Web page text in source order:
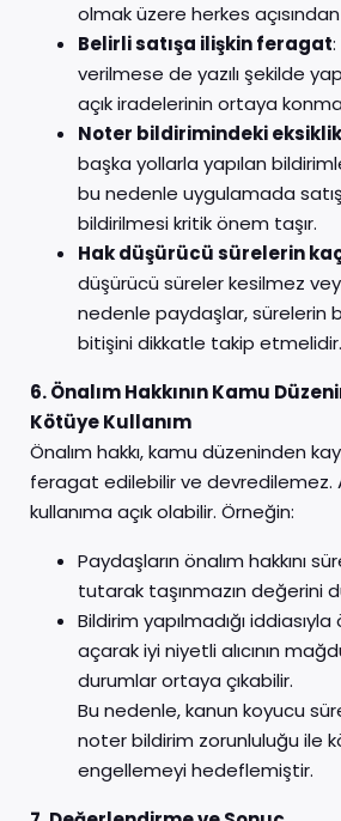
olmak üzere herkes açısından
Belirli satışa ilişkin feragat
verilmese de yazılı şekilde
açık iradelerinin ortaya
Noter bildirimindeki
başka yollarla yapılan
bu nedenle uygulamada
bildirilmesi kritik önem taşır.
Hak düşürücü sürelerin
düşürücü süreler kesilmez
nedenle paydaşlar, sürelerin
bitişini dikkatle takip etmelidir.
6. Önalım Hakkının Kamu
Kötüye Kullanım
Önalım hakkı, kamu düzeninden
feragat edilebilir ve devredilemez.
kullanıma açık olabilir. Örneğin:
Paydaşların önalım hakkını
tutarak taşınmazın değerini
Bildirim yapılmadığı iddiasıyla
açarak iyi niyetli alıcının
durumlar ortaya çıkabilir.
Bu nedenle, kanun koyucu
noter bildirim zorunluluğu ile
engellemeyi hedeflemiştir.